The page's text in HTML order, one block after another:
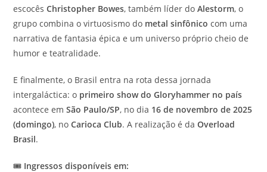
escocêsChristopher Bowes, também líder doAlestorm, o
grupo combina o virtuosismo do metal sinfônico com uma
narrativa de fantasia épica e um universo próprio cheio de
humor e teatralidade.
E finalmente, o Brasil entra na rota dessa jornada
intergaláctica: o primeiro show do Gloryhammer no país
acontece emSão Paulo/SP, no dia 16 de novembro de 2025
(domingo), noCarioca Club. A realização é daOverload
Brasil.
🎟️ Ingressos disponíveis em: